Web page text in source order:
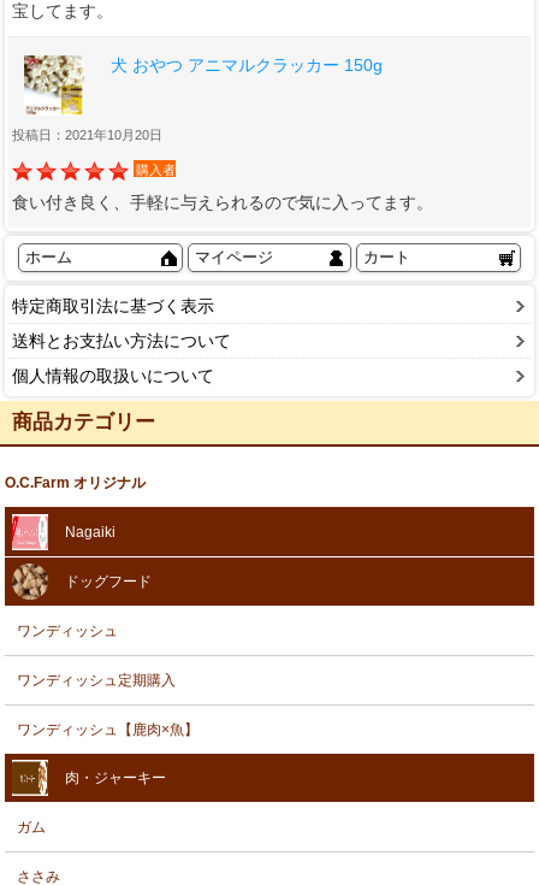
宝してます。
犬 おやつ アニマルクラッカー 150g
投稿日：2021年10月20日
購入者
食い付き良く、手軽に与えられるので気に入ってます。
ホーム マイページ カート
特定商取引法に基づく表示
送料とお支払い方法について
個人情報の取扱いについて
商品カテゴリー
O.C.Farm オリジナル
Nagaiki
ドッグフード
ワンディッシュ
ワンディッシュ定期購入
ワンディッシュ【鹿肉×魚】
肉・ジャーキー
ガム
ささみ